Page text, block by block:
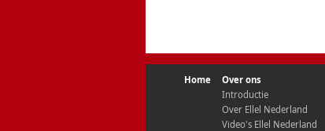
Home
Over ons
Introductie
Over Ellel Nederland
Video's Ellel Nederland